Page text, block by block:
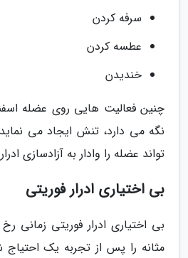
سرفه کردن
عطسه کردن
خندیدن
چنین فعالیت هایی روی عضله
نگه می دارد، تنش ایجاد می
تواند عضله را وادار به آزادسازی
بی اختیاری ادرار فوریتی
بی اختیاری ادرار فوریتی زمانی
مثانه را پس از تجربه یک احتیاج